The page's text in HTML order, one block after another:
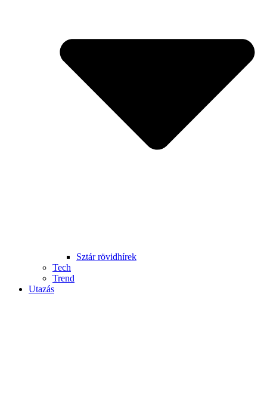
Sztár rövidhírek
Tech
Trend
Utazás